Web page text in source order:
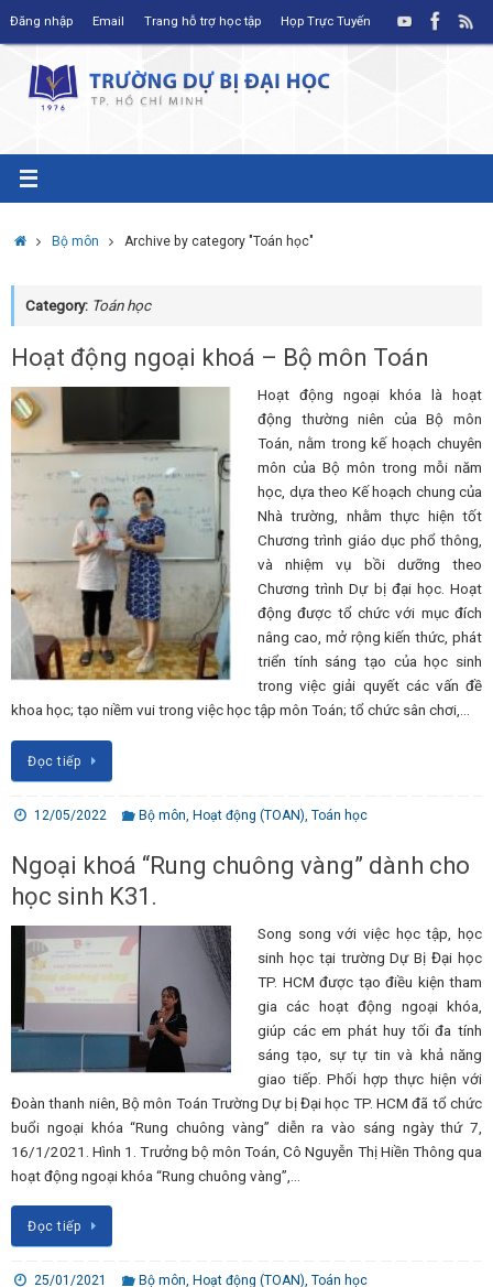
Đăng nhập Email Trang hỗ trợ học tập Họp Trực Tuyến
HomeBộ môn Archive by category "Toán học"
Category: Toán học
Hoạt động ngoại khoá – Bộ môn Toán
Hoạt động ngoại khóa là hoạt
động thường niên của Bộ môn
Toán, nằm trong kế hoạch chuyên
môn của Bộ môn trong mỗi năm
học, dựa theo Kế hoạch chung của
Nhà trường, nhằm thực hiện tốt
Chương trình giáo dục phổ thông,
và nhiệm vụ bồi dưỡng theo
Chương trình Dự bị đại học. Hoạt
động được tổ chức với mục đích
nâng cao, mở rộng kiến thức, phát
triển tính sáng tạo của học sinh
trong việc giải quyết các vấn đề
khoa học; tạo niềm vui trong việc học tập môn Toán; tổ chức sân chơi,…
Đọc tiếp
12/05/2022 Bộ môn ,Hoạt động (TOAN) ,Toán học
Ngoại khoá “Rung chuông vàng” dành cho
học sinh K31.
Song song với việc học tập, học
sinh học tại trường Dự Bị Đại học
TP. HCM được tạo điều kiện tham
gia các hoạt động ngoại khóa,
giúp các em phát huy tối đa tính
sáng tạo, sự tự tin và khả năng
giao tiếp. Phối hợp thực hiện với
Đoàn thanh niên, Bộ môn Toán Trường Dự bị Đại học TP. HCM đã tổ chức
buổi ngoại khóa “Rung chuông vàng” diễn ra vào sáng ngày thứ 7,
16/1/2021. Hình 1. Trưởng bộ môn Toán, Cô Nguyễn Thị Hiền Thông qua
hoạt động ngoại khóa “Rung chuông vàng”,…
Đọc tiếp
25/01/2021 Bộ môn, Hoạt động (TOAN),Toán học